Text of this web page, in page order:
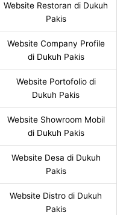
Website Restoran di Dukuh
Pakis
Website Company Profile
di Dukuh Pakis
Website Portofolio di
Dukuh Pakis
Website Showroom Mobil
di Dukuh Pakis
Website Desa di Dukuh
Pakis
Website Distro di Dukuh
Pakis